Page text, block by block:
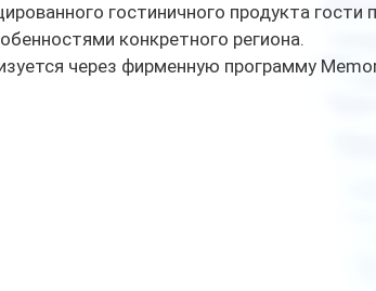
гостиничного продукта гости
конкретного региона.
через фирменную программу